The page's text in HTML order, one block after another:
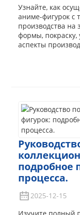
Узнайте, как
аниме-фигурок с
производства на
формы, покраску,
аспекты
подробное
процесса.
2025-12-15